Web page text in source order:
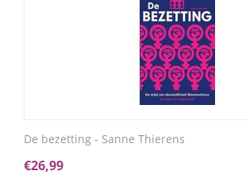
De bezetting - Sanne Thierens
€26,99